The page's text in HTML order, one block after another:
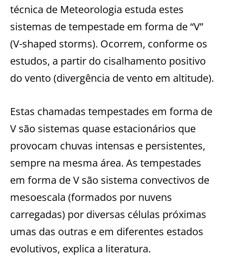
técnica de Meteorologia estuda estes
sistemas de tempestade em forma de “V”
(V-shaped storms). Ocorrem, conforme os
estudos, a partir do cisalhamento positivo
do vento (divergência de vento em altitude).
Estas chamadas tempestades em forma de
V são sistemas quase estacionários que
provocam chuvas intensas e persistentes,
sempre na mesma área. As tempestades
em forma de V são sistema convectivos de
mesoescala (formados por nuvens
carregadas) por diversas células próximas
umas das outras e em diferentes estados
evolutivos, explica a literatura.